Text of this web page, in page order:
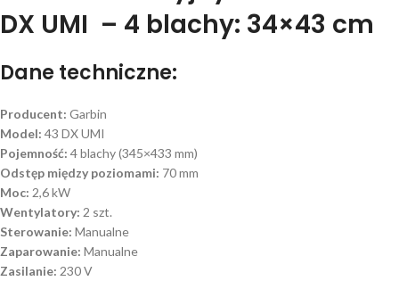
DX UMI – 4 blachy: 34×43 cm
Dane techniczne:
Producent: Garbin
Model: 43 DX UMI
Pojemność: 4 blachy (345×433 mm)
Odstęp między poziomami: 70 mm
Moc: 2,6 kW
Wentylatory: 2 szt.
Sterowanie: Manualne
Zaparowanie: Manualne
Zasilanie: 230 V